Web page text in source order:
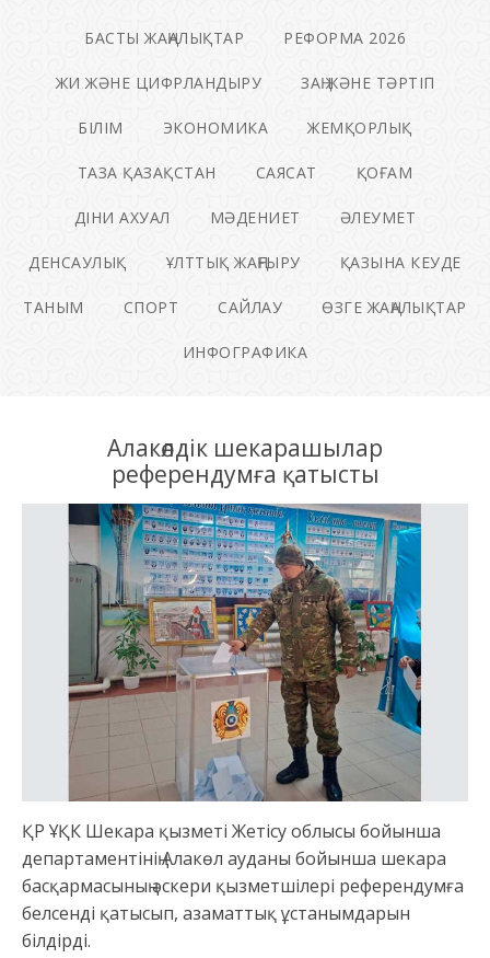
БАСТЫ ЖАҢАЛЫҚТАР РЕФОРМА 2026
ЖИ ЖӘНЕ ЦИФРЛАНДЫРУ ЗАҢ ЖӘНЕ ТӘРТІП
БІЛІМ ЭКОНОМИКА ЖЕМҚОРЛЫҚ
ТАЗА ҚАЗАҚСТАН САЯСАТ ҚОҒАМ
ДІНИ АХУАЛ МӘДЕНИЕТ ӘЛЕУМЕТ
ДЕНСАУЛЫҚ ҰЛТТЫҚ ЖАҢҒЫРУ ҚАЗЫНА КЕУДЕ
ТАНЫМ СПОРТ САЙЛАУ ӨЗГЕ ЖАҢАЛЫҚТАР
ИНФОГРАФИКА
Алакөлдік шекарашылар
референдумға қатысты
ҚР ҰҚК Шекара қызметі Жетісу облысы бойынша
департаментінің Алакөл ауданы бойынша шекара
басқармасының әскери қызметшілері референдумға
белсенді қатысып, азаматтық ұстанымдарын
білдірді.